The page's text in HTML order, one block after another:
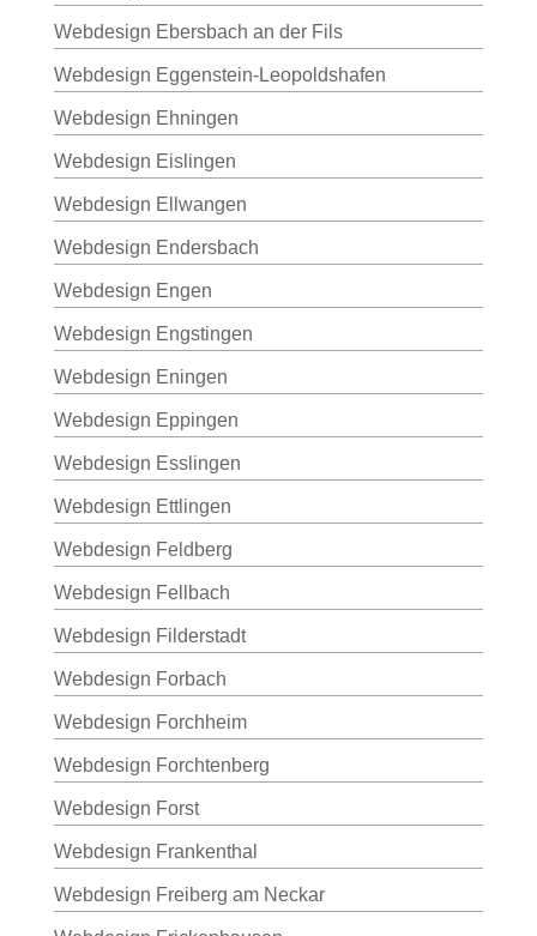
Webdesign Ebersbach an der Fils
Webdesign Eggenstein-Leopoldshafen
Webdesign Ehningen
Webdesign Eislingen
Webdesign Ellwangen
Webdesign Endersbach
Webdesign Engen
Webdesign Engstingen
Webdesign Eningen
Webdesign Eppingen
Webdesign Esslingen
Webdesign Ettlingen
Webdesign Feldberg
Webdesign Fellbach
Webdesign Filderstadt
Webdesign Forbach
Webdesign Forchheim
Webdesign Forchtenberg
Webdesign Forst
Webdesign Frankenthal
Webdesign Freiberg am Neckar